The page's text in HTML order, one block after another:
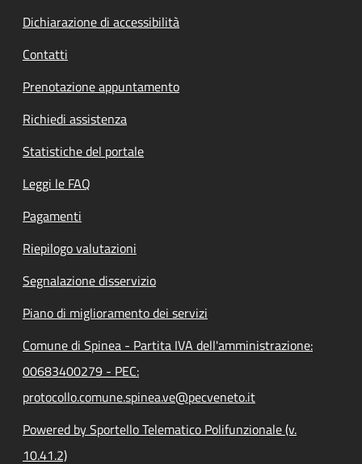
Dichiarazione di accessibilità
Contatti
Prenotazione appuntamento
Richiedi assistenza
Statistiche del portale
Leggi le FAQ
Pagamenti
Riepilogo valutazioni
Segnalazione disservizio
Piano di miglioramento dei servizi
Comune di Spinea - Partita IVA dell'amministrazione:
00683400279 - PEC:
protocollo.comune.spinea.ve@pecveneto.it
Powered by Sportello Telematico Polifunzionale (v.
10.41.2)